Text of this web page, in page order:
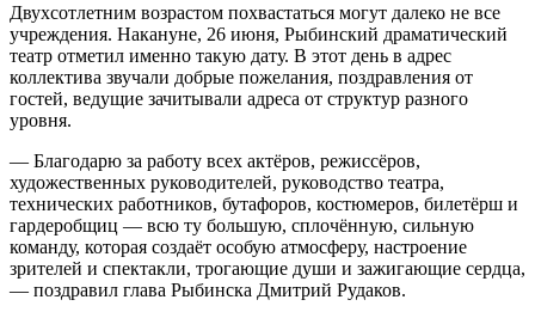
Двухсотлетним возрастом похвастаться могут далеко не все
учреждения. Накануне, 26 июня, Рыбинский драматический
театр отметил именно такую дату. В этот день в адрес
коллектива звучали добрые пожелания, поздравления от
гостей, ведущие зачитывали адреса от структур разного
уровня.
— Благодарю за работу всех актёров, режиссёров,
художественных руководителей, руководство театра,
технических работников, бутафоров, костюмеров, билетёрш и
гардеробщиц — всю ту большую, сплочённую, сильную
команду, которая создаёт особую атмосферу, настроение
зрителей и спектакли, трогающие души и зажигающие сердца,
— поздравил глава Рыбинска Дмитрий Рудаков.